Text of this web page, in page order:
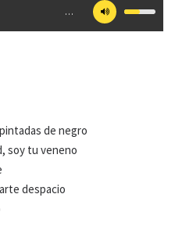
…
de negro
soy tu veneno
despacio